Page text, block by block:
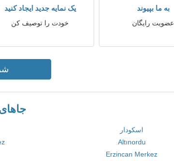
به ما بپیوند
عضویت رایگان
یک نمایه جدید ایجاد کنید
خودت را توصیف کن
اسکودار
Altınordu
Erzincan Merkez